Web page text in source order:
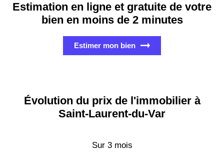
Estimation en ligne et gratuite de votre
bien en moins de 2 minutes
Estimer mon bien
Évolution du prix de l'immobilier à
Saint-Laurent-du-Var
Sur 3 mois